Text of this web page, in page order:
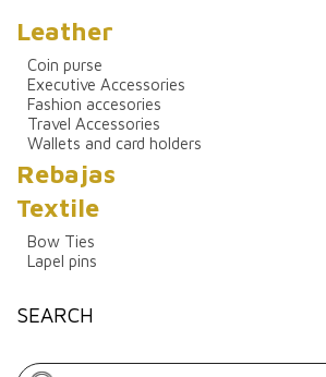
Leather
Coin purse
Executive Accessories
Fashion accesories
Travel Accessories
Wallets and card holders
Rebajas
Textile
Bow Ties
Lapel pins
SEARCH